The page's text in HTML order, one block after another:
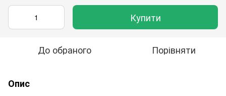
Купити
До обраного Порівняти
Опис